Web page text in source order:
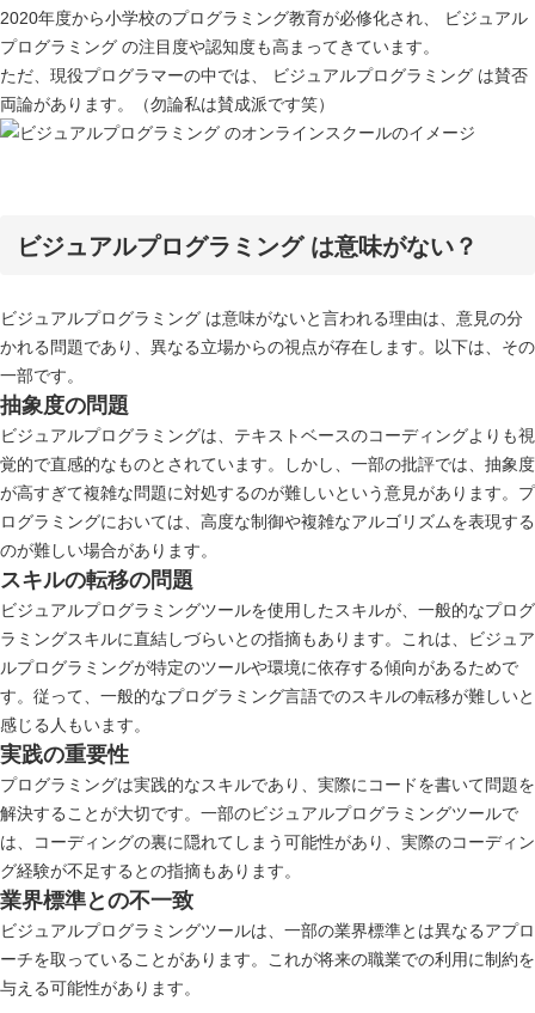
2020年度から小学校のプログラミング教育が必修化され、 ビジュアル
プログラミング の注目度や認知度も高まってきています。
ただ、現役プログラマーの中では、 ビジュアルプログラミング は賛否
両論があります。（勿論私は賛成派です笑）
ビジュアルプログラミング は意味がない？
ビジュアルプログラミング は意味がないと言われる理由は、意見の分
かれる問題であり、異なる立場からの視点が存在します。以下は、その
一部です。
抽象度の問題
ビジュアルプログラミングは、テキストベースのコーディングよりも視
覚的で直感的なものとされています。しかし、一部の批評では、抽象度
が高すぎて複雑な問題に対処するのが難しいという意見があります。プ
ログラミングにおいては、高度な制御や複雑なアルゴリズムを表現する
のが難しい場合があります。
スキルの転移の問題
ビジュアルプログラミングツールを使用したスキルが、一般的なプログ
ラミングスキルに直結しづらいとの指摘もあります。これは、ビジュア
ルプログラミングが特定のツールや環境に依存する傾向があるためで
す。従って、一般的なプログラミング言語でのスキルの転移が難しいと
感じる人もいます。
実践の重要性
プログラミングは実践的なスキルであり、実際にコードを書いて問題を
解決することが大切です。一部のビジュアルプログラミングツールで
は、コーディングの裏に隠れてしまう可能性があり、実際のコーディン
グ経験が不足するとの指摘もあります。
業界標準との不一致
ビジュアルプログラミングツールは、一部の業界標準とは異なるアプロ
ーチを取っていることがあります。これが将来の職業での利用に制約を
与える可能性があります。